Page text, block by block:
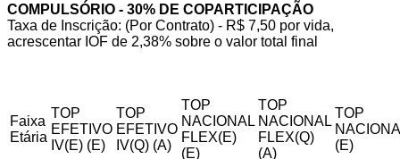
COMPULSÓRIO - 30% DE COPARTICIPAÇÃO
Taxa de Inscrição: (Por Contrato) - R$ 7,50 por vida,
acrescentar IOF de 2,38% sobre o valor total final
Faixa
Etária
TOP
EFETIVO
IV(E) (E)
TOP
EFETIVO
IV(Q) (A)
TOP
NACIONAL
FLEX(E)
(E)
TOP
NACIONAL
FLEX(Q)
(A)
TOP
(E)